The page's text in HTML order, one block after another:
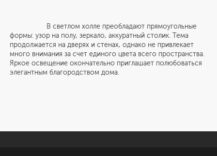
В светлом холле преобладают прямоугольные
формы: узор на полу, зеркало, аккуратный столик. Тема
продолжается на дверях и стенах, однако не привлекает
много внимания за счет единого цвета всего пространства.
Яркое освещение окончательно приглашает полюбоваться
элегантным благородством дома.